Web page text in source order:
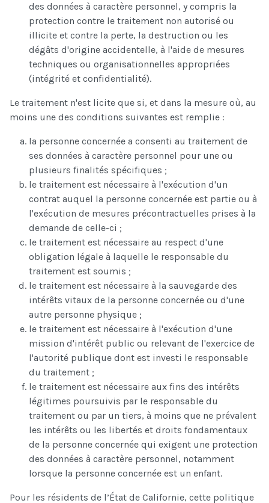
des données à caractère personnel, y compris la
protection contre le traitement non autorisé ou
illicite et contre la perte, la destruction ou les
dégâts d'origine accidentelle, à l'aide de mesures
techniques ou organisationnelles appropriées
(intégrité et confidentialité).
Le traitement n'est licite que si, et dans la mesure où, au
moins une des conditions suivantes est remplie :
la personne concernée a consenti au traitement de
ses données à caractère personnel pour une ou
plusieurs finalités spécifiques ;
le traitement est nécessaire à l'exécution d'un
contrat auquel la personne concernée est partie ou à
l'exécution de mesures précontractuelles prises à la
demande de celle-ci ;
le traitement est nécessaire au respect d'une
obligation légale à laquelle le responsable du
traitement est soumis ;
le traitement est nécessaire à la sauvegarde des
intérêts vitaux de la personne concernée ou d'une
autre personne physique ;
le traitement est nécessaire à l'exécution d'une
mission d'intérêt public ou relevant de l'exercice de
l'autorité publique dont est investi le responsable
du traitement ;
le traitement est nécessaire aux fins des intérêts
légitimes poursuivis par le responsable du
traitement ou par un tiers, à moins que ne prévalent
les intérêts ou les libertés et droits fondamentaux
de la personne concernée qui exigent une protection
des données à caractère personnel, notamment
lorsque la personne concernée est un enfant.
Pour les résidents de l’État de Californie, cette politique